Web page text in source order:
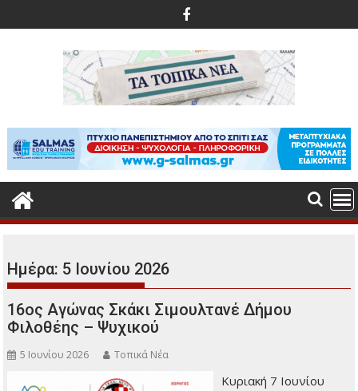
στο
περιεχόμενο
Ημέρα: 5 Ιουνίου 2026
16ος Αγώνας Σκάκι Σιμουλτανέ Δήμου
Φιλοθέης – Ψυχικού
5 Ιουνίου 2026 Τοπικά Νέα
Κυριακή 7 Ιουνίου